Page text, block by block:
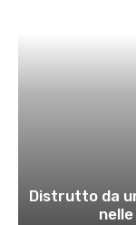
Distrutto da